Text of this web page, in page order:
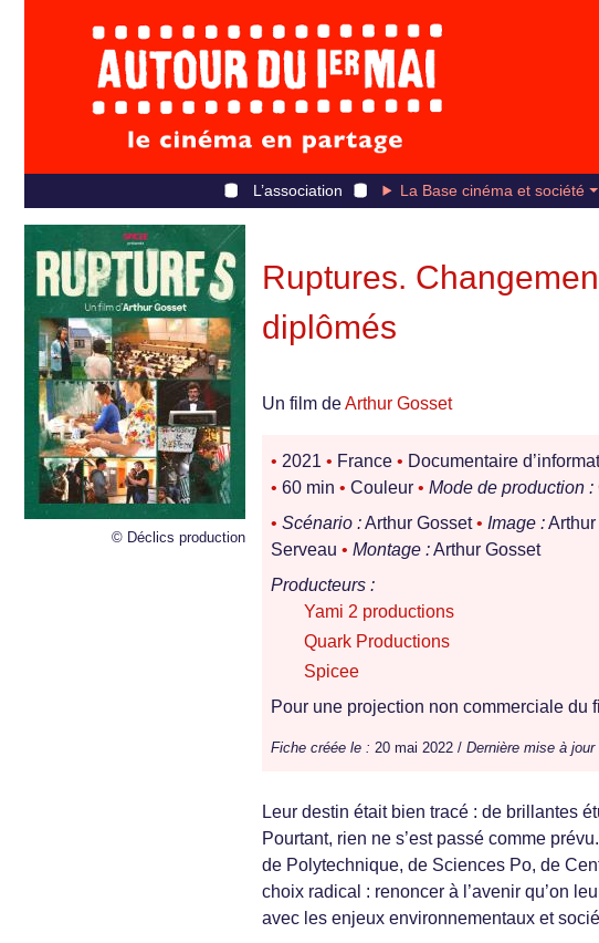
L’association La Base cinéma et société
© Déclics production
Ruptures.
diplômés
Un film deArthur Gosset
• 2021 • France • Documentaire
• 60 min • Couleur • Mode de production :
• Scénario :Arthur Gosset• Image :
Serveau • Montage :Arthur Gosset
Producteurs :
Yami 2 productions
Quark Productions
Spicee
Pour une projection non commerciale du
Fiche créée le : 20 mai 2022 / Dernière mise à jour
Leur destin était bien tracé : de brillantes
Pourtant, rien ne s’est passé comme
de Polytechnique, de Sciences Po, de
choix radical : renoncer à l’avenir qu’on
avec les enjeux environnementaux et